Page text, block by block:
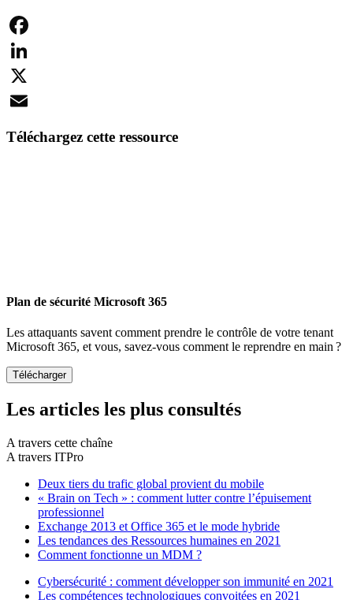
Facebook
LinkedIn
X
Téléchargez cette ressource
Plan de sécurité Microsoft 365
Les attaquants savent comment prendre le contrôle de votre tenant
Microsoft 365, et vous, savez-vous comment le reprendre en main ?
Les articles les plus consultés
A travers cette chaîne
A travers ITPro
Deux tiers du trafic global provient du mobile
« Brain on Tech » : comment lutter contre l’épuisement
professionnel
Exchange 2013 et Office 365 et le mode hybride
Les tendances des Ressources humaines en 2021
Comment fonctionne un MDM ?
Cybersécurité : comment développer son immunité en 2021
Les compétences technologiques convoitées en 2021